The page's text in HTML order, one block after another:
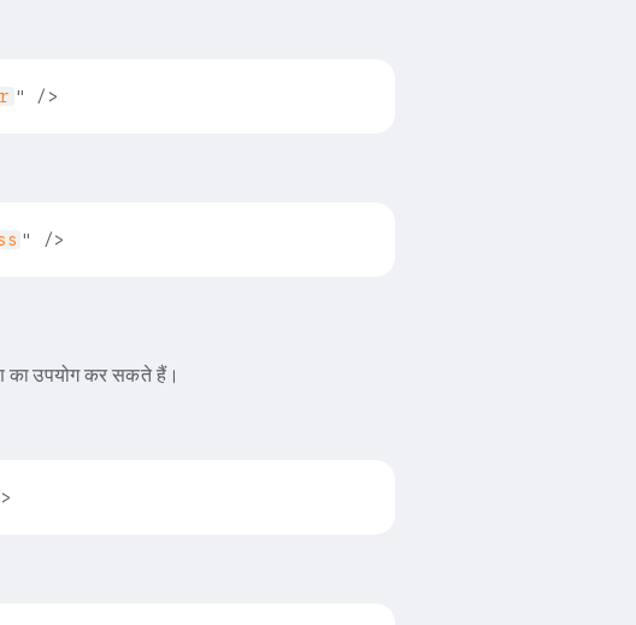
" />
" />
का उपयोग कर सकते हैं।